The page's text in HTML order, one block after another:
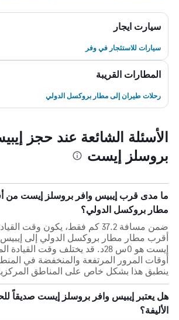
سيارت ايجار
سيارات للاستئجار في وفر
المطارات القريبة
رحلات طيران إلى مطار بروكسل الدولي
الأسئلة الشائعة عند حجز
بروسلز إيست
ما مدى قرب إيبيس وافر بروسلز إيست من
مطار بروكسل الدولي؟
ضمن مسافة 37.2 كم فقط، يكون وقت
أقرب مطار مطار بروكسل الدولي إلى إيبيس
إيست هو 0س 28د. قد يختلف وقت
أوقات المرور المرتفعة والمنخفضة في
ينطبق هذا بشكل خاص على المناطق
هل يعتبر إيبيس وافر بروسلز إيست صديقاً
الأليفة؟